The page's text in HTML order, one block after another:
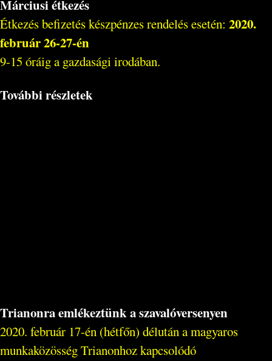
Márciusi étkezés
Étkezés befizetés készpénzes rendelés esetén: 2020.
február 26-27-én
9-15 óráig a gazdasági irodában.
További részletek
Trianonra emlékeztünk a szavalóversenyen
2020. február 17-én (hétfőn) délután a magyaros
munkaközösség Trianonhoz kapcsolódó